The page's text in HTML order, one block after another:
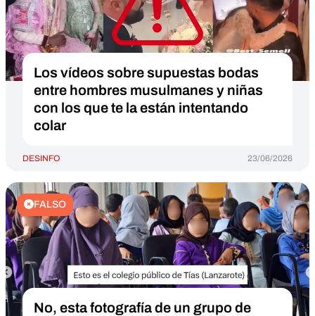
Los vídeos sobre supuestas bodas
entre hombres musulmanes y niñas
con los que te la están intentando
colar
DESINFO 23/06/2026
FALSO
No, esta fotografía de un grupo de